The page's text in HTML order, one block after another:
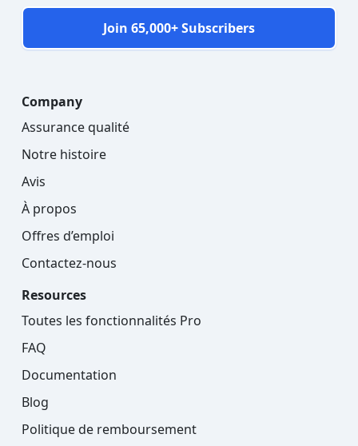
Join 65,000+ Subscribers
Company
Assurance qualité
Notre histoire
Avis
À propos
Offres d’emploi
Contactez-nous
Resources
Toutes les fonctionnalités Pro
FAQ
Documentation
Blog
Politique de remboursement